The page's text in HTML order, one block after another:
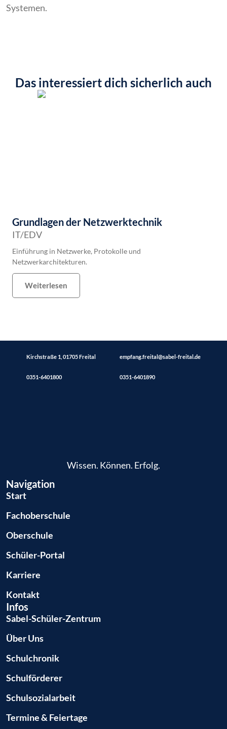
Systemen.
Das interessiert dich sicherlich auch
Grundlagen der Netzwerktechnik
IT/EDV
Einführung in Netzwerke, Protokolle und
Netzwerkarchitekturen.
Weiterlesen
Kirchstraße 1, 01705 Freital empfang.freital@sabel-freital.de
0351-6401800 0351-6401890
Wissen. Können. Erfolg.
Navigation
Start
Fachoberschule
Oberschule
Schüler-Portal
Karriere
Kontakt
Infos
Sabel-Schüler-Zentrum
Über Uns
Schulchronik
Schulförderer
Schulsozialarbeit
Termine & Feiertage